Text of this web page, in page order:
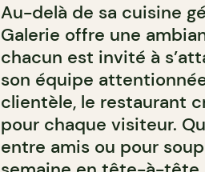
Au-delà de sa cuisine
Galerie offre une
chacun est invité à
son équipe
clientèle, le restaurant
pour chaque visiteur.
entre amis ou pour